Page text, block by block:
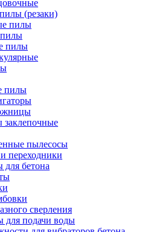
(резаки)
пилы
пилы
пилы
заклепочные
пылесосы
переходники
для бетона
сверления
для подачи воды